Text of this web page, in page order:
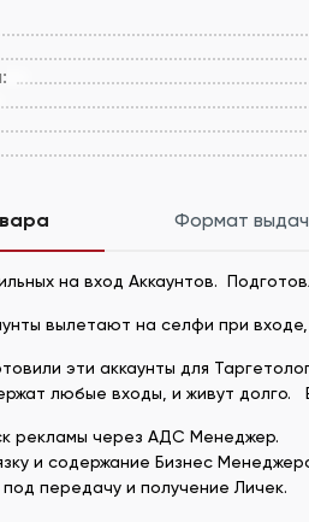
Формат
на вход Аккаунтов.
вылетают на селфи при
эти аккаунты для
любые входы, и живут
рекламы через АДС Менеджер.
и содержание Бизнес
передачу и получение Личек.